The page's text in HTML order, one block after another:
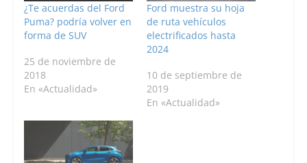
¿Te acuerdas del Ford
Puma? podría volver en
forma de SUV
25 de noviembre de
2018
En «Actualidad»
Ford muestra su hoja
de ruta vehículos
electrificados hasta
2024
10 de septiembre de
2019
En «Actualidad»